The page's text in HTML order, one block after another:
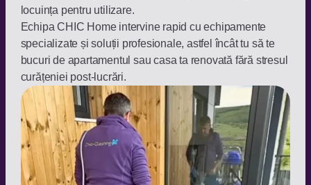
locuința pentru utilizare.
Echipa CHIC Home intervine rapid cu echipamente
specializate și soluții profesionale, astfel încât tu să te
bucuri de apartamentul sau casa ta renovată fără stresul
curățeniei post-lucrări.